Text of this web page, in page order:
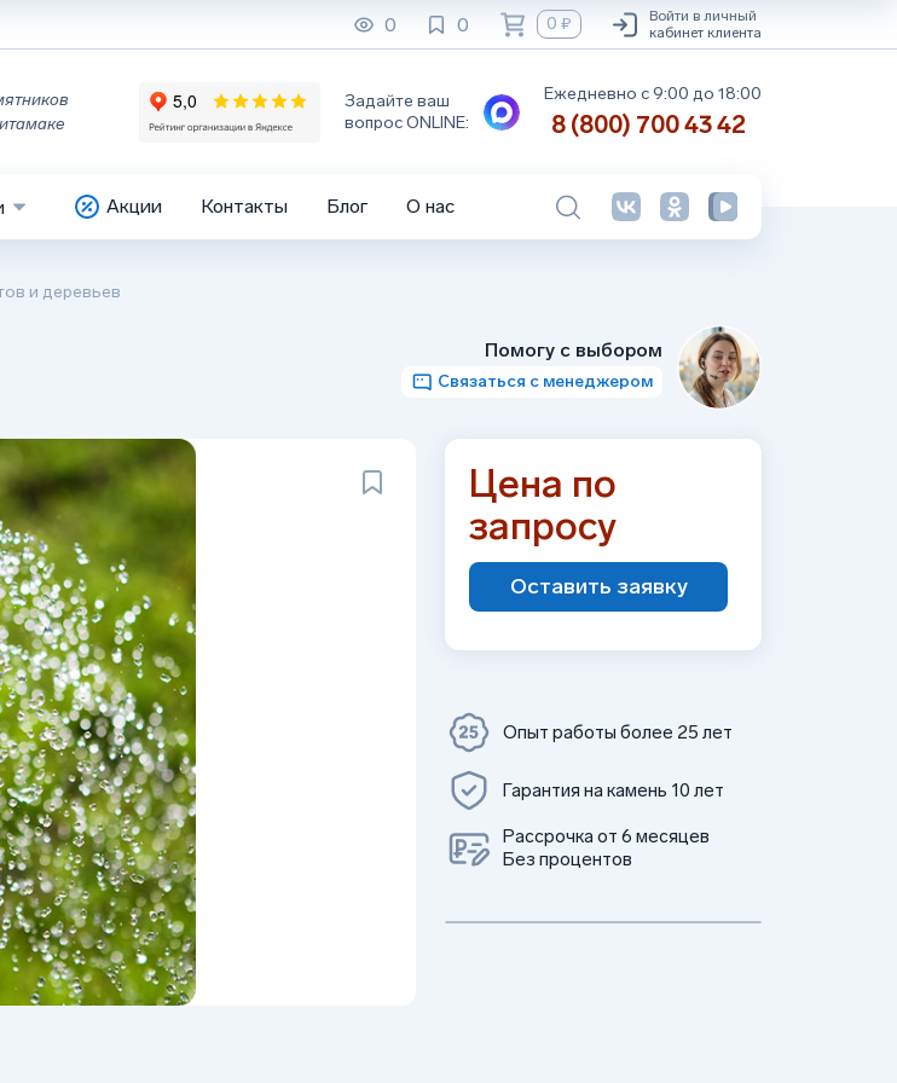
0 0 0 ₽
Войти в личный
кабинет клиента
Задайте ваш
вопрос ONLINE:
Ежедневно с 9:00 до 18:00
8 (800) 700 43 42
Акции Контакты Блог О нас
и деревьев
Помогу с выбором
Связаться с менеджером
Цена по
запросу
Оставить заявку
Опыт работы более 25 лет
Гарантия на камень 10 лет
Рассрочка от 6 месяцев
Без процентов